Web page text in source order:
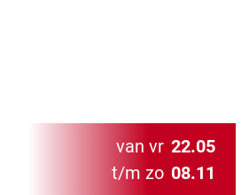
van vr 22.05
t/m zo 08.11